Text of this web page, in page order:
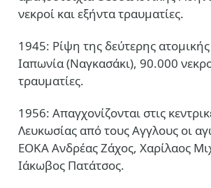
νεκροί και εξήντα τραυματίες.
1945: Ρίψη της δεύτερης
Ιαπωνία (Ναγκασάκι), 90.000
τραυματίες.
1956: Απαγχονίζονται στις
Λευκωσίας από τους Αγγλους οι
ΕΟΚΑ Ανδρέας Ζάχος, Χαρίλαος
Ιάκωβος Πατάτσος.